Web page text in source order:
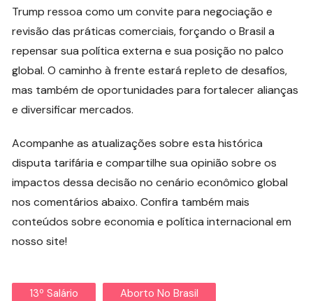
Trump ressoa como um convite para negociação e
revisão das práticas comerciais, forçando o Brasil a
repensar sua política externa e sua posição no palco
global. O caminho à frente estará repleto de desafios,
mas também de oportunidades para fortalecer alianças
e diversificar mercados.
Acompanhe as atualizações sobre esta histórica
disputa tarifária e compartilhe sua opinião sobre os
impactos dessa decisão no cenário econômico global
nos comentários abaixo. Confira também mais
conteúdos sobre economia e política internacional em
nosso site!
13º Salário Aborto No Brasil